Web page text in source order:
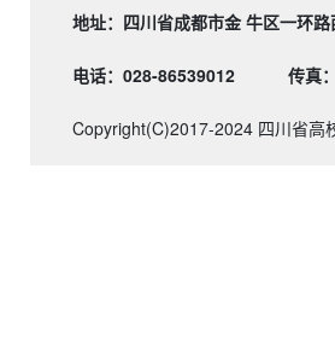
地址：四川省成都市金 牛区
电话：028-86539012 传真
Copyright(C)2017-2024 四川省